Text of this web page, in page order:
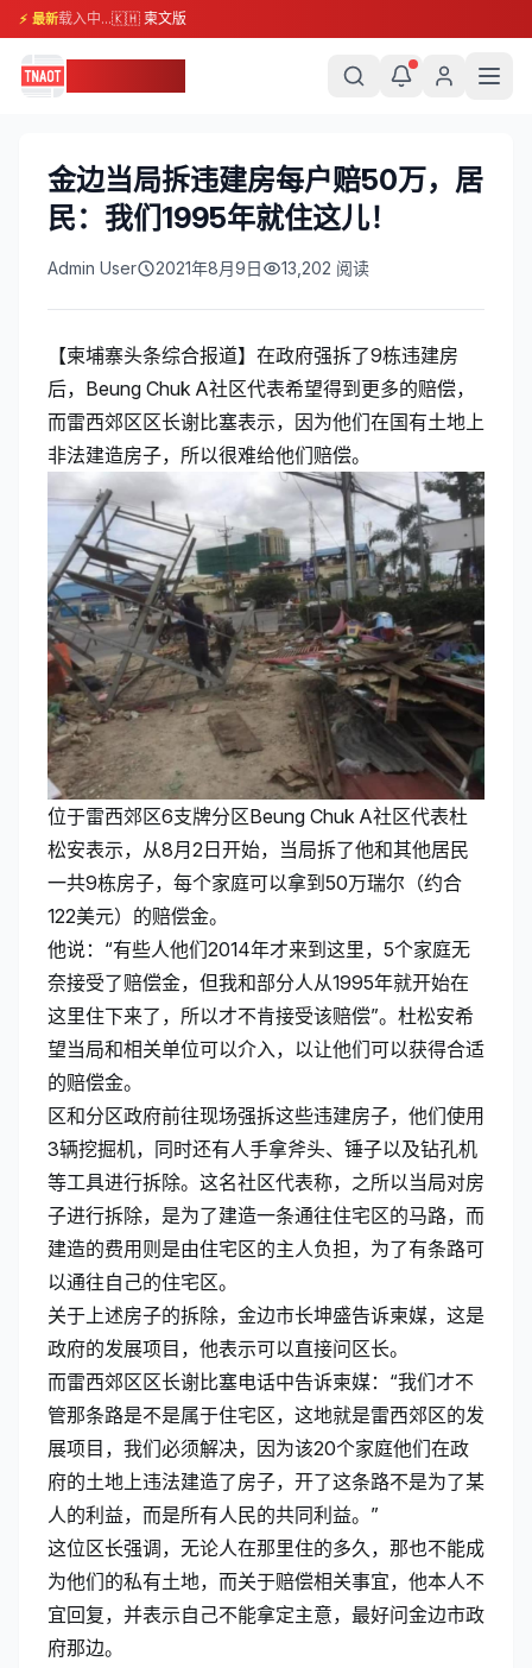
⚡ 最新载入中...🇰🇭 柬文版
金边当局拆违建房每户赔50万，居
民：我们1995年就住这儿！
Admin User 2021年8月9日 13,202 阅读
【柬埔寨头条综合报道】在政府强拆了9栋违建房
后，Beung Chuk A社区代表希望得到更多的赔偿，
而雷西郊区区长谢比塞表示，因为他们在国有土地上
非法建造房子，所以很难给他们赔偿。
位于雷西郊区6支牌分区Beung Chuk A社区代表杜
松安表示，从8月2日开始，当局拆了他和其他居民
一共9栋房子，每个家庭可以拿到50万瑞尔（约合
122美元）的赔偿金。
他说：“有些人他们2014年才来到这里，5个家庭无
奈接受了赔偿金，但我和部分人从1995年就开始在
这里住下来了，所以才不肯接受该赔偿”。杜松安希
望当局和相关单位可以介入，以让他们可以获得合适
的赔偿金。
区和分区政府前往现场强拆这些违建房子，他们使用
3辆挖掘机，同时还有人手拿斧头、锤子以及钻孔机
等工具进行拆除。这名社区代表称，之所以当局对房
子进行拆除，是为了建造一条通往住宅区的马路，而
建造的费用则是由住宅区的主人负担，为了有条路可
以通往自己的住宅区。
关于上述房子的拆除，金边市长坤盛告诉柬媒，这是
政府的发展项目，他表示可以直接问区长。
而雷西郊区区长谢比塞电话中告诉柬媒：“我们才不
管那条路是不是属于住宅区，这地就是雷西郊区的发
展项目，我们必须解决，因为该20个家庭他们在政
府的土地上违法建造了房子，开了这条路不是为了某
人的利益，而是所有人民的共同利益。”
这位区长强调，无论人在那里住的多久，那也不能成
为他们的私有土地，而关于赔偿相关事宜，他本人不
宜回复，并表示自己不能拿定主意，最好问金边市政
府那边。